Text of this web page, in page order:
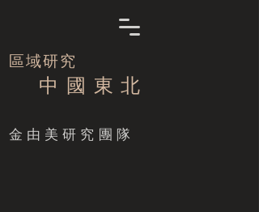
區域研究
中 國 東 北
​金由美研究團隊